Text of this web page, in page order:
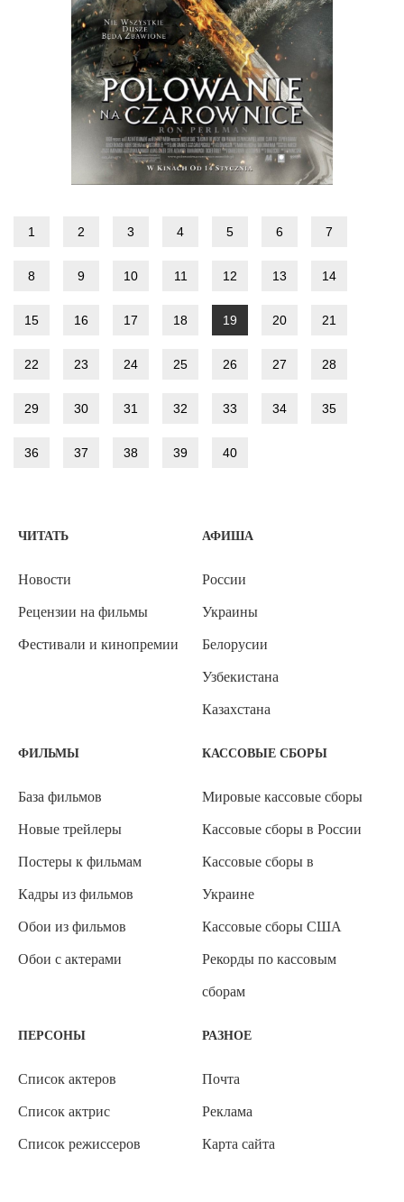
1 2 3 4 5 6 7
8 9 10 11 12 13 14
15 16 17 18 19 20 21
22 23 24 25 26 27 28
29 30 31 32 33 34 35
36 37 38 39 40
ЧИТАТЬ
Новости
Рецензии на фильмы
Фестивали и кинопремии
АФИША
России
Украины
Белорусии
Узбекистана
Казахстана
ФИЛЬМЫ
База фильмов
Новые трейлеры
Постеры к фильмам
Кадры из фильмов
Обои из фильмов
Обои с актерами
КАССОВЫЕ СБОРЫ
Мировые кассовые сборы
Кассовые сборы в России
Кассовые сборы в
Украине
Кассовые сборы США
Рекорды по кассовым
сборам
ПЕРСОНЫ
Список актеров
Список актрис
Список режиссеров
РАЗНОЕ
Почта
Реклама
Карта сайта